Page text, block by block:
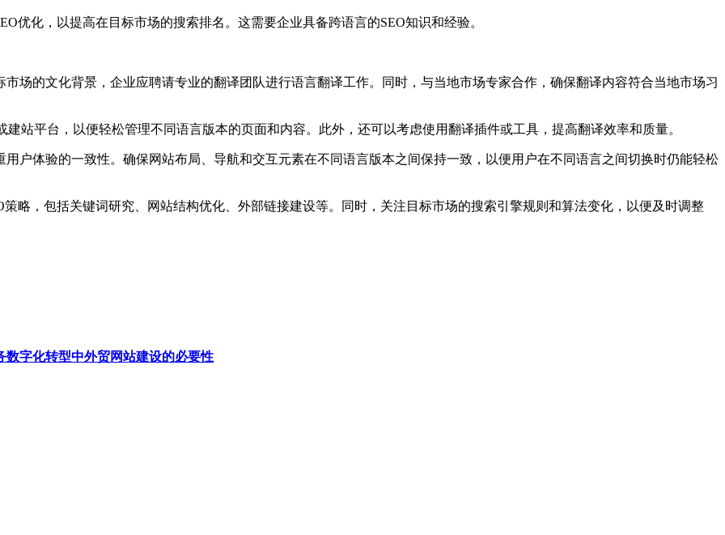
化，以提高在目标市场的搜索排名。这需要企业具备跨语言的SEO知识和经验。
的文化背景，企业应聘请专业的翻译团队进行语言翻译工作。同时，与当地市场专家合作，确保翻译内容符合当地市场习
平台，以便轻松管理不同语言版本的页面和内容。此外，还可以考虑使用翻译插件或工具，提高翻译效率和质量。
体验的一致性。确保网站布局、导航和交互元素在不同语言版本之间保持一致，以便用户在不同语言之间切换时仍能轻松
，包括关键词研究、网站结构优化、外部链接建设等。同时，关注目标市场的搜索引擎规则和算法变化，以便及时调整
数字化转型中外贸网站建设的必要性